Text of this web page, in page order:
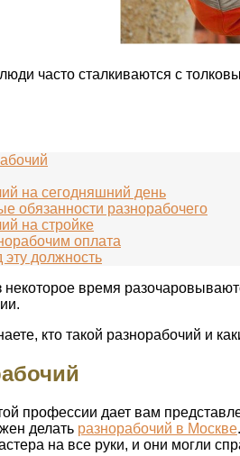
часто сталкиваются с
на сегодняшний день
обязанности разнорабочего
на стройке
оплата
эту должность
некоторое время
кто такой разнорабочий и
профессии дает вам
делать разнорабочий в Москве
на все руки, и они могли